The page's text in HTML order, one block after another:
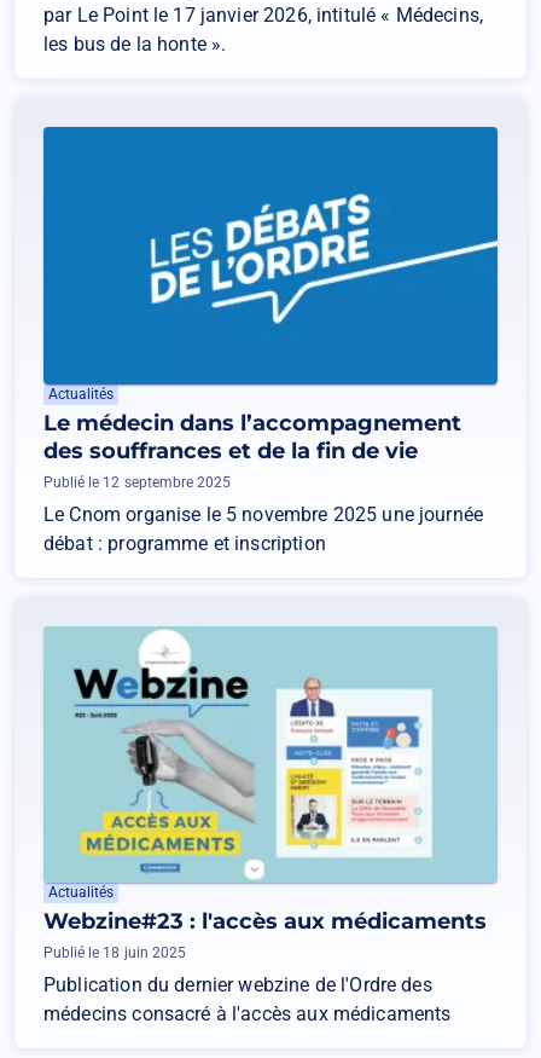
par Le Point le 17 janvier 2026, intitulé « Médecins,
les bus de la honte ».
Actualités
Le médecin dans l’accompagnement
des souffrances et de la fin de vie
Publié le 12 septembre 2025
Le Cnom organise le 5 novembre 2025 une journée
débat : programme et inscription
Actualités
Webzine#23 : l'accès aux médicaments
Publié le 18 juin 2025
Publication du dernier webzine de l'Ordre des
médecins consacré à l'accès aux médicaments